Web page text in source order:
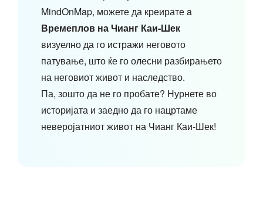
MindOnMap, можете да креирате a
Времеплов на Чианг Каи-Шек
визуелно да го истражи неговото
патување, што ќе го олесни разбирањето
на неговиот живот и наследство.
Па, зошто да не го пробате? Нурнете во
историјата и заедно да го нацртаме
неверојатниот живот на Чианг Каи-Шек!